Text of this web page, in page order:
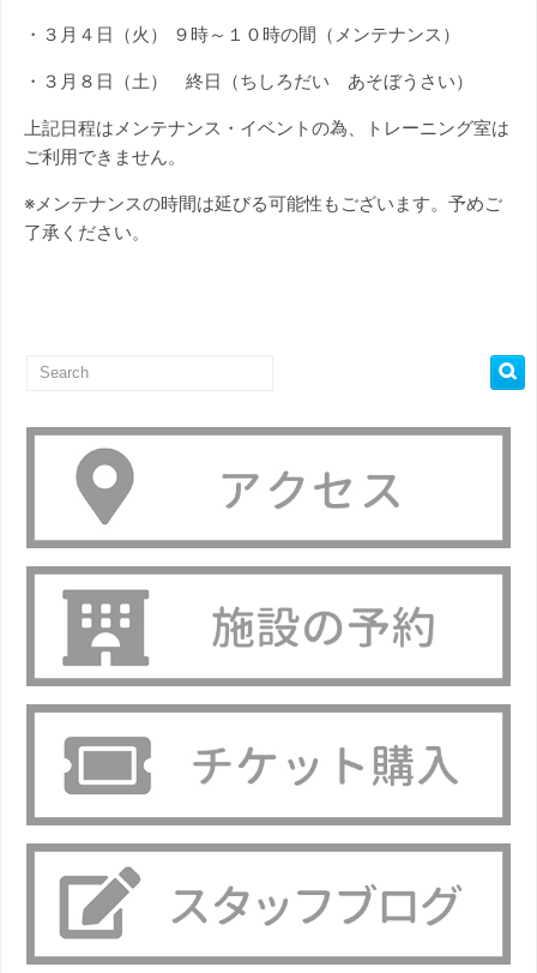
・３月４日（火） ９時～１０時の間（メンテナンス）
・３月８日（土） 終日（ちしろだい あそぼうさい）
上記日程はメンテナンス・イベントの為、トレーニング室は
ご利用できません。
※メンテナンスの時間は延びる可能性もございます。予めご
了承ください。